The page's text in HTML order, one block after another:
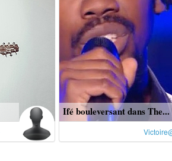
Ifé bouleversant dans The...